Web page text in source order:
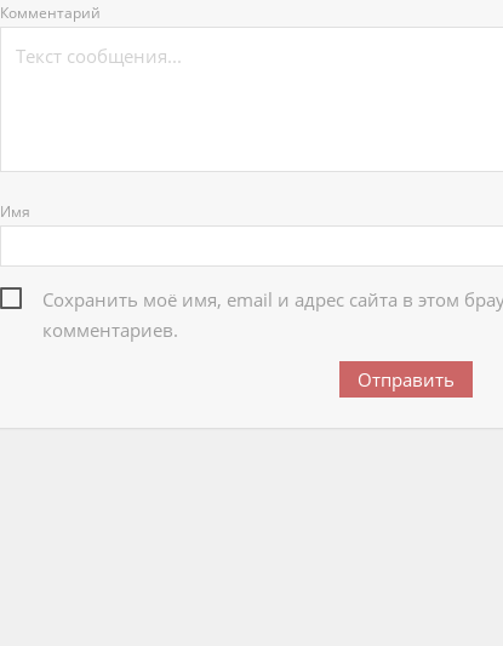
Комментарий
Имя
Сохранить моё имя, email и адрес сайта в этом
комментариев.